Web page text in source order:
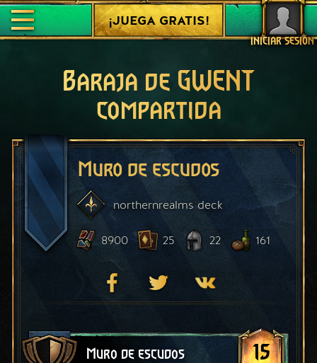
INICIAR SESIÓN
¡JUEGA GRATIS!
Baraja de GWENT
compartida
Muro de escudos
northernrealmsdeck
8900 25 22 161
Muro de escudos 15